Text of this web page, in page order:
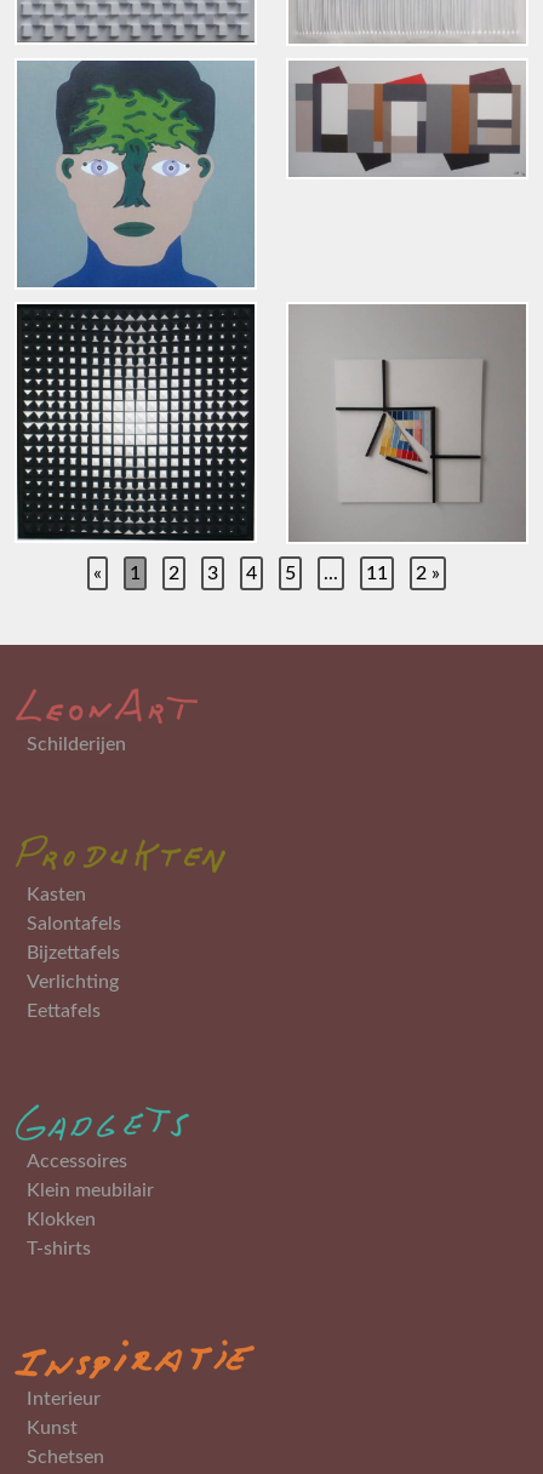
Schilderijen
Kasten
Salontafels
Bijzettafels
Verlichting
Eettafels
Accessoires
Klein meubilair
Klokken
T-shirts
Interieur
Kunst
Schetsen
« 1 2 3 4 5 ... 11 2 »